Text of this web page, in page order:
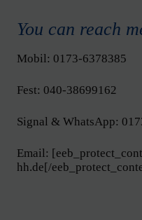
You can reach
Mobil: 0173-6378385
Fest: 040-38699162
Signal & WhatsApp:
Email: [
hh.de[/